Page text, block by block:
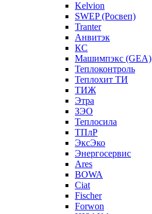
Kelvion
SWEP (Росвеп)
Tranter
Анвитэк
КС
Машимпэкс (GEA)
Теплоконтроль
Теплохит ТИ
ТИЖ
Этра
ЗЭО
Теплосила
ТПлР
ЭксЭко
Энергосервис
Ares
BOWA
Ciat
Fischer
Forwon